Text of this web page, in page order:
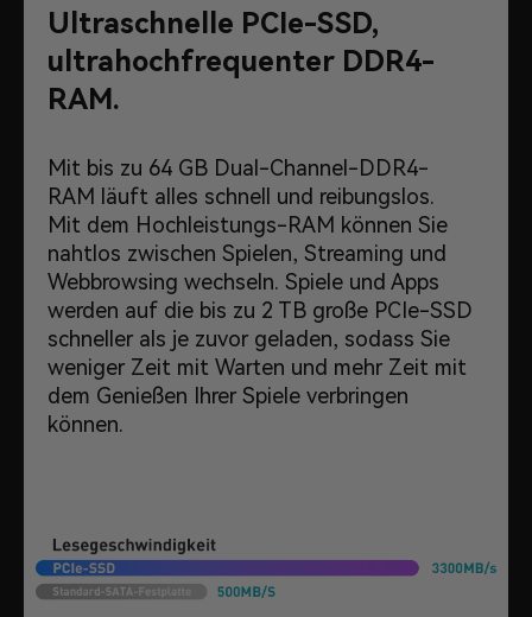
Ultraschnelle PCIe-SSD,
ultrahochfrequenter DDR4-
RAM.
Mit bis zu 64 GB Dual-Channel-DDR4-
RAM läuft alles schnell und reibungslos.
Mit dem Hochleistungs-RAM können Sie
nahtlos zwischen Spielen, Streaming und
Webbrowsing wechseln. Spiele und Apps
werden auf die bis zu 2 TB große PCIe-SSD
schneller als je zuvor geladen, sodass Sie
weniger Zeit mit Warten und mehr Zeit mit
dem Genießen Ihrer Spiele verbringen
können.